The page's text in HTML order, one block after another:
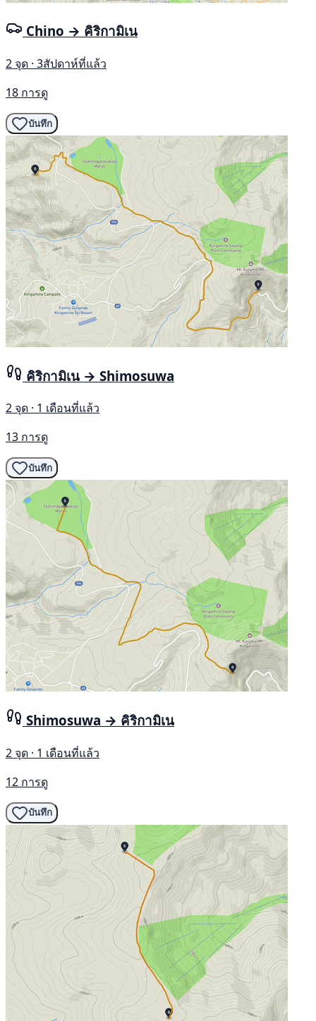
Chino → คิริกามิเน
2 จุด · 3สัปดาห์ที่แล้ว
18 การดู
บันทึก
คิริกามิเน → Shimosuwa
2 จุด · 1 เดือนที่แล้ว
13 การดู
บันทึก
Shimosuwa → คิริกามิเน
2 จุด · 1 เดือนที่แล้ว
12 การดู
บันทึก